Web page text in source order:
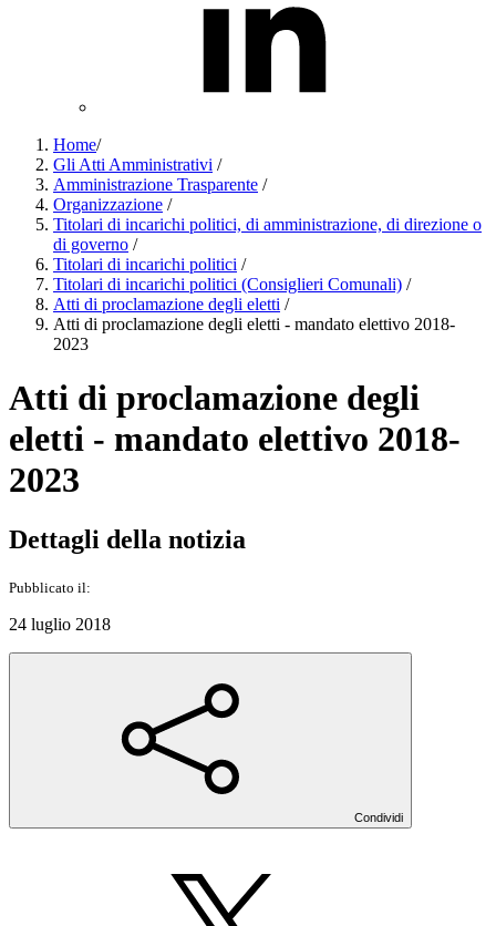
Home/
Gli Atti Amministrativi /
Amministrazione Trasparente /
Organizzazione /
Titolari di incarichi politici, di amministrazione, di direzione o
di governo /
Titolari di incarichi politici /
Titolari di incarichi politici (Consiglieri Comunali) /
Atti di proclamazione degli eletti /
Atti di proclamazione degli eletti - mandato elettivo 2018-
2023
Atti di proclamazione degli
eletti - mandato elettivo 2018-
2023
Dettagli della notizia
Pubblicato il:
24 luglio 2018
Condividi